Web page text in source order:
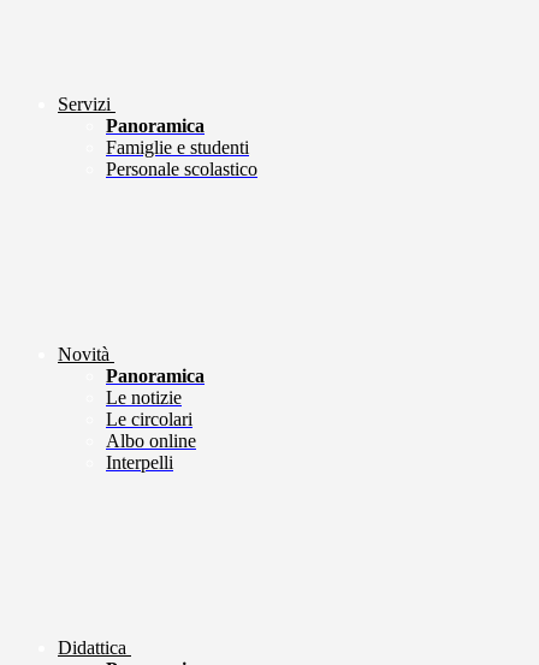
Servizi
Panoramica
Famiglie e studenti
Personale scolastico
Novità
Panoramica
Le notizie
Le circolari
Albo online
Interpelli
Didattica